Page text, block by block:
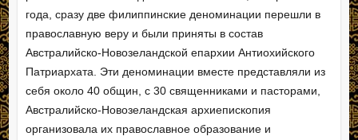
года, сразу две филиппинские деноминации перешли в
православную веру и были приняты в состав
Австралийско-Новозеландской епархии Антиохийского
Патриархата. Эти деноминации вместе представляли из
себя около 40 общин, с 30 священниками и пасторами,
Австралийско-Новозеландская архиепископия
организовала их православное образование и